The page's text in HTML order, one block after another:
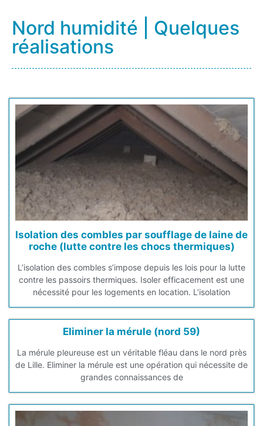
Nord humidité | Quelques
réalisations
Isolation des combles par soufflage de laine de
roche (lutte contre les chocs thermiques)
L’isolation des combles s’impose depuis les lois pour la lutte
contre les passoirs thermiques. Isoler efficacement est une
nécessité pour les logements en location. L’isolation
Eliminer la mérule (nord 59)
La mérule pleureuse est un véritable fléau dans le nord près
de Lille. Eliminer la mérule est une opération qui nécessite de
grandes connaissances de